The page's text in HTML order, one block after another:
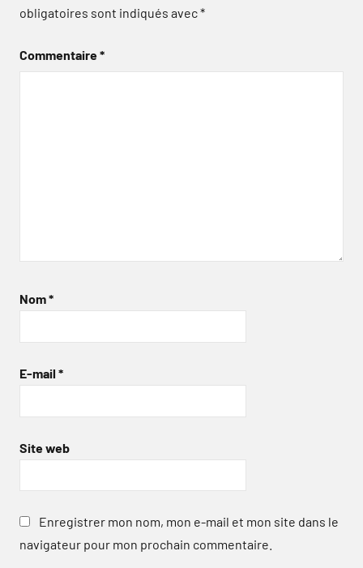
obligatoires sont indiqués avec*
Commentaire*
Nom*
E-mail *
Site web
Enregistrer mon nom, mon e-mail et mon site dans le
navigateur pour mon prochain commentaire.